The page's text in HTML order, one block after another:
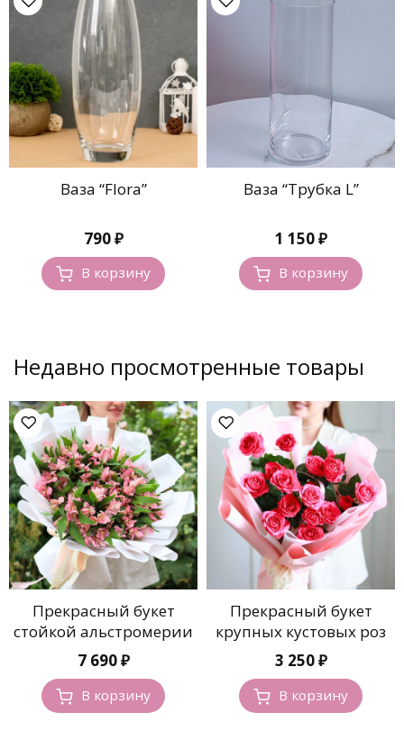
Ваза “Flora”
790₽
В корзину
Ваза “Трубка L”
1 150₽
В корзину
Недавно просмотренные товары
Прекрасный букет
стойкой альстромерии
7 690₽
В корзину
Прекрасный букет
крупных кустовых роз
3 250₽
В корзину